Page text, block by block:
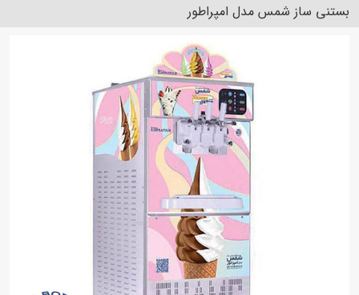
بستنی ساز شمس مدل امپراطور